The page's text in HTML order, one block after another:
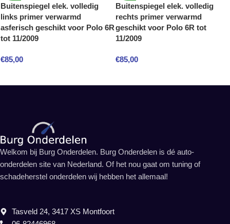
Buitenspiegel elek. volledig
links primer verwarmd
asferisch geschikt voor Polo 6R
tot 11/2009
€85,00
Buitenspiegel elek. volledig
rechts primer verwarmd
geschikt voor Polo 6R tot
11/2009
€85,00
Welkom bij Burg Onderdelen. Burg Onderdelen is dé auto-
onderdelen site van Nederland. Of het nou gaat om tuning of
schadeherstel onderdelen wij hebben het allemaal!
Tasveld 24, 3417 XS Montfoort